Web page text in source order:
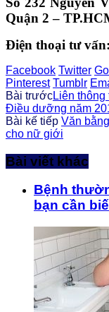
Quận 2 –
Điện thoại tư
Facebook Twitter
Pinterest Tumblr
Bài trướcLiên
Điều dưỡng năm
Bài kế tiếp Văn
cho nữ giới
Bài viết khác
Bệnh
bạn cần